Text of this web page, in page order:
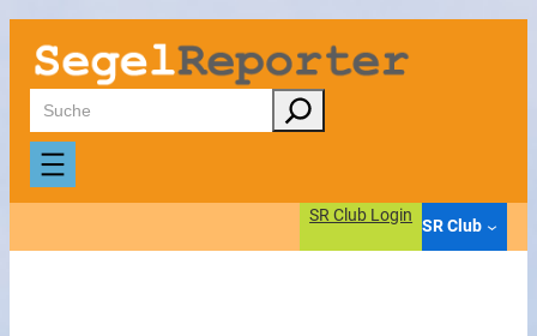
Zum
Inhalt
springen
Suchen
SR Club Login
SR Club